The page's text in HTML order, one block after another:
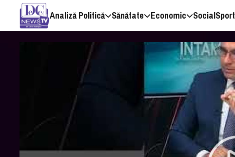
Analiză Politică Sănătate Economic SocialSport